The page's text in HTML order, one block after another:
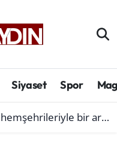
Siyaset Spor
bir araya gelmeye devam ediyor
ve Fikstür